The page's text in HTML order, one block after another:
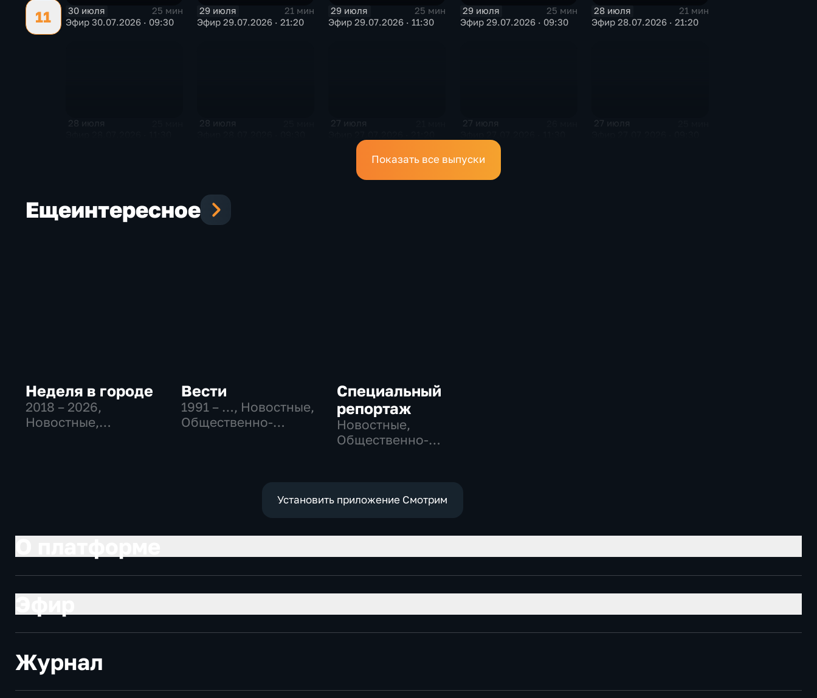
11
30 июля
25 мин
Эфир 30.07.2026 · 09:30
29 июля
21 мин
Эфир 29.07.2026 · 21:20
29 июля
25 мин
Эфир 29.07.2026 · 11:30
29 июля
25 мин
Эфир 29.07.2026 · 09:30
28 июля
21 мин
Эфир 28.07.2026 · 21:20
28 июля 28 июля 27 июля 27 июля 27 июля
Показать все выпуски
Ещеинтересное
Неделя в городе
2018 – 2026,
Новостные,
Вести
1991 – …, Новостные,
Общественно-
Специальный
репортаж
Новостные,
Общественно-
Установить приложение Смотрим
Журнал